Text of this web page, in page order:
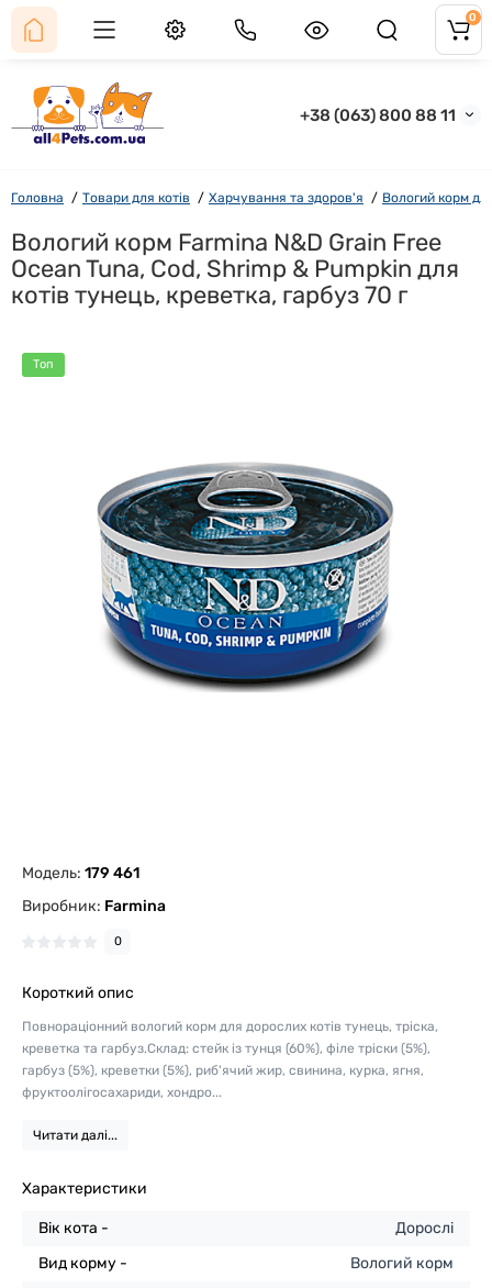
+38 (063) 800 88 11
0
Головна Товари для котів Харчування та здоров'я Вологий корм
Вологий корм Farmina N&D Grain Free
Ocean Tuna, Cod, Shrimp & Pumpkin для
котів тунець, креветка, гарбуз 70 г
Топ
Модель: 179 461
Виробник: Farmina
0
Короткий опис
Повнораціонний вологий корм для дорослих котів тунець, тріска,
креветка та гарбуз.Склад: стейк із тунця (60%), філе тріски (5%),
гарбуз (5%), креветки (5%), риб'ячий жир, свинина, курка, ягня,
фруктоолiгосахариди, хондро...
Читати далі...
Характеристики
Вік кота -
Дорослі
Вид корму -
Вологий корм